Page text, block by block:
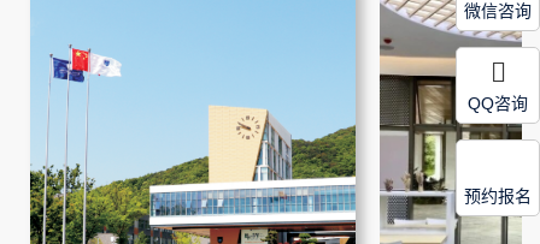
微信咨询
QQ咨询
预约报名